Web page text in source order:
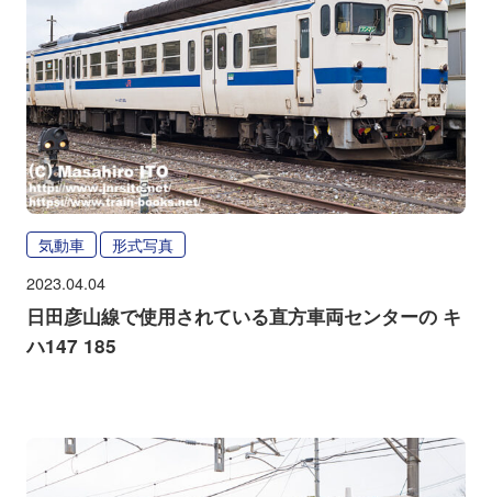
気動車 形式写真
2023.04.04
日田彦山線で使用されている直方車両センターの キ
ハ147 185